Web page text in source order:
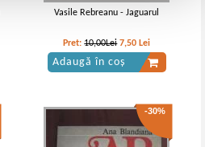
Vasile Rebreanu - Jaguarul
Pret:10,00Lei 7,50 Lei
Adaugă în coș
-30%